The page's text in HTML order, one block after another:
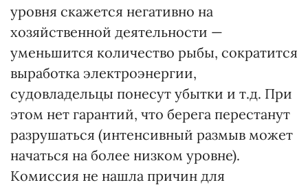
уровня скажется негативно на
хозяйственной деятельности —
уменьшится количество рыбы, сократится
выработка электроэнергии,
судовладельцы понесут убытки и т.д. При
этом нет гарантий, что берега перестанут
разрушаться (интенсивный размыв может
начаться на более низком уровне).
Комиссия не нашла причин для